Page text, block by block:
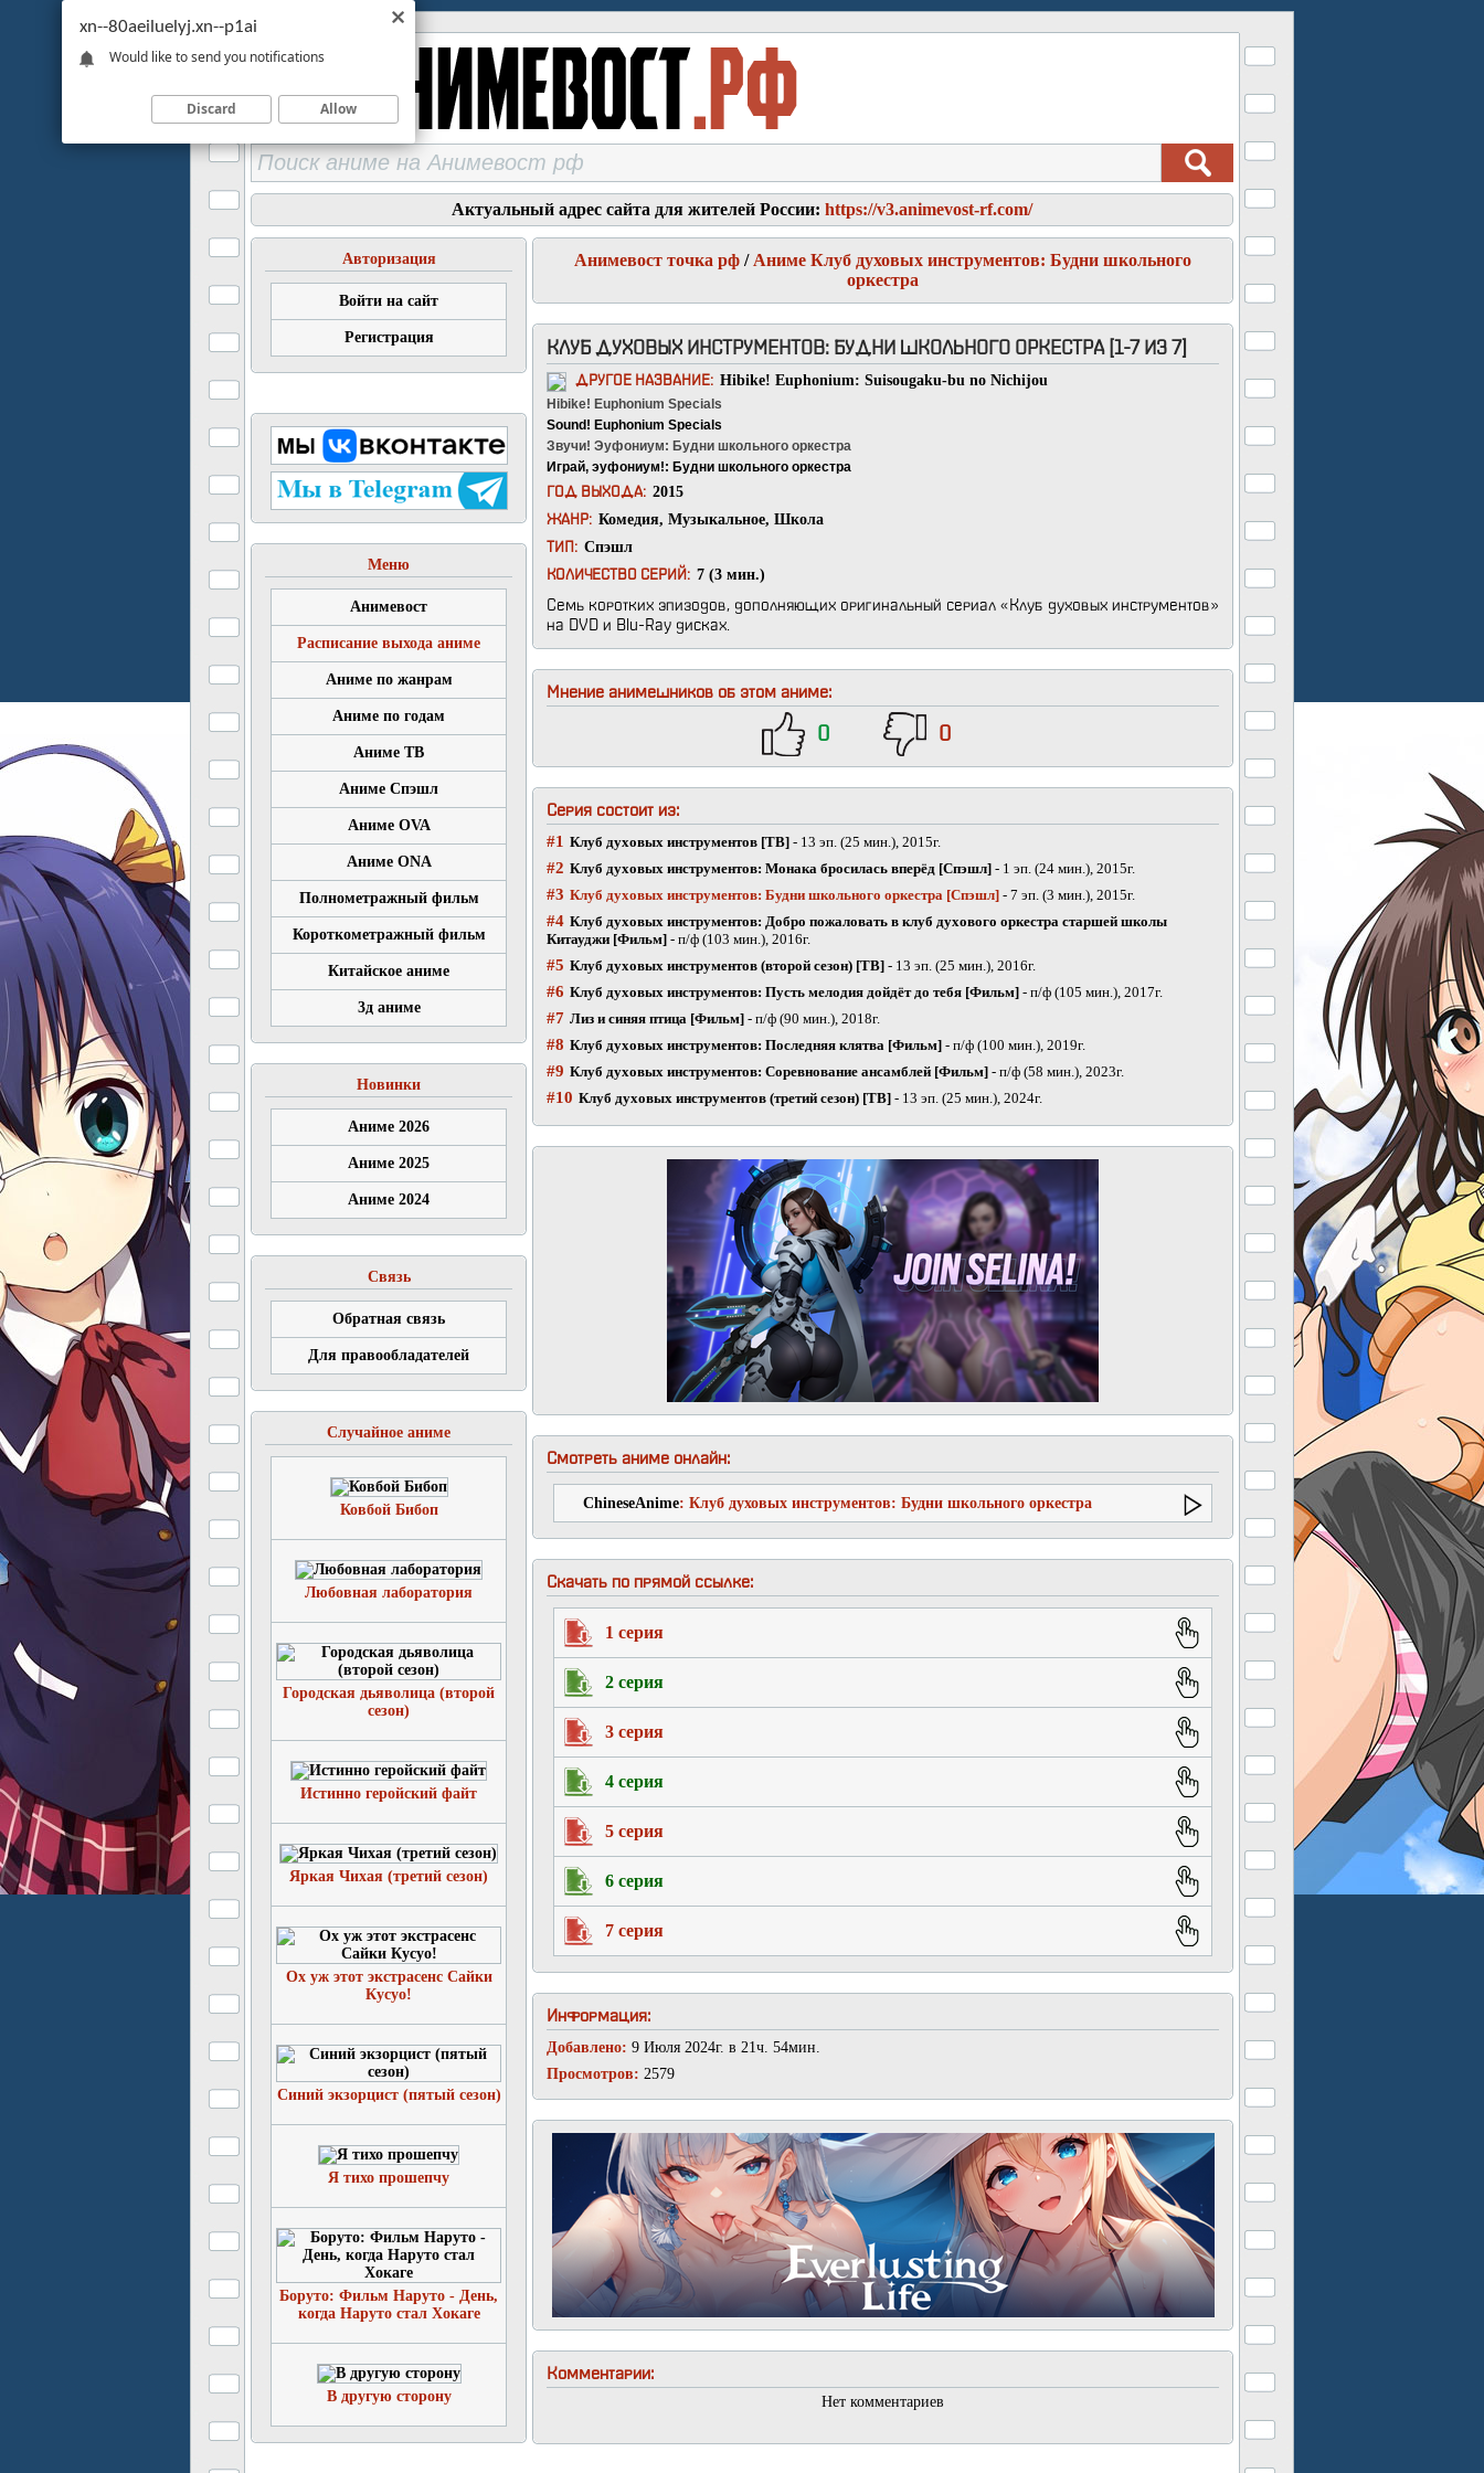
Актуальный адрес сайта для жителей России: https://v3.animevost-rf.com/
Авторизация
Войти на сайт
Регистрация
Меню
Анимевост
Расписание выхода аниме
Аниме по жанрам
Аниме по годам
Аниме ТВ
Аниме Спэшл
Аниме OVA
Аниме ONA
Полнометражный фильм
Короткометражный фильм
Китайское аниме
3д аниме
Новинки
Аниме 2026
Аниме 2025
Аниме 2024
Связь
Обратная связь
Для правообладателей
Случайное аниме
Ковбой Бибоп
Любовная лаборатория
Городская дьяволица (второй
сезон)
Истинно геройский файт
Яркая Чихая (третий сезон)
Ох уж этот экстрасенс Сайки
Кусуо!
Синий экзорцист (пятый сезон)
Я тихо прошепчу
Боруто: Фильм Наруто - День,
когда Наруто стал Хокаге
В другую сторону
Анимевост точка рф / Аниме Клуб духовых инструментов: Будни школьного
оркестра
КЛУБ ДУХОВЫХ ИНСТРУМЕНТОВ: БУДНИ ШКОЛЬНОГО ОРКЕСТРА [1-7 ИЗ 7]
ДРУГОЕ НАЗВАНИЕ: Hibike! Euphonium: Suisougaku-bu no Nichijou
Hibike! Euphonium Specials
Sound! Euphonium Specials
Звучи! Эуфониум: Будни школьного оркестра
Играй, эуфониум!: Будни школьного оркестра
ГОД ВЫХОДА: 2015
ЖАНР: Комедия, Музыкальное, Школа
ТИП: Спэшл
КОЛИЧЕСТВО СЕРИЙ: 7 (3 мин.)
Семь коротких эпизодов, дополняющих оригинальный сериал «Клуб духовых инструментов»
на DVD и Blu-Ray дисках.
Мнение анимешников об этом аниме:
0 0
Серия состоит из:
#1 Клуб духовых инструментов [ТВ] - 13 эп. (25 мин.), 2015г.
#2 Клуб духовых инструментов: Монака бросилась вперёд [Спэшл] - 1 эп. (24 мин.), 2015г.
#3 Клуб духовых инструментов: Будни школьного оркестра [Спэшл] - 7 эп. (3 мин.), 2015г.
#4 Клуб духовых инструментов: Добро пожаловать в клуб духового оркестра старшей школы
Китауджи [Фильм] - п/ф (103 мин.), 2016г.
#5 Клуб духовых инструментов (второй сезон) [ТВ] - 13 эп. (25 мин.), 2016г.
#6 Клуб духовых инструментов: Пусть мелодия дойдёт до тебя [Фильм] - п/ф (105 мин.), 2017г.
#7 Лиз и синяя птица [Фильм] - п/ф (90 мин.), 2018г.
#8 Клуб духовых инструментов: Последняя клятва [Фильм] - п/ф (100 мин.), 2019г.
#9 Клуб духовых инструментов: Соревнование ансамблей [Фильм] - п/ф (58 мин.), 2023г.
#10 Клуб духовых инструментов (третий сезон) [ТВ] - 13 эп. (25 мин.), 2024г.
Смотреть аниме онлайн:
ChineseAnime: Клуб духовых инструментов: Будни школьного оркестра
Скачать по прямой ссылке:
1 серия
2 серия
3 серия
4 серия
5 серия
6 серия
7 серия
Информация:
Добавлено: 9 Июля 2024г. в 21ч. 54мин.
Просмотров: 2579
Комментарии:
Нет комментариев
xn--80aeiluelyj.xn--p1ai
Would like to send you notifications
Discard Allow